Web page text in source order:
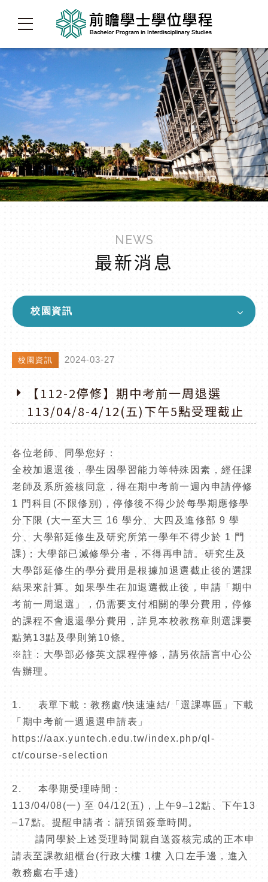
NEWS
最新消息
校園資訊
校園資訊 2024-03-27
【112-2停修】期中考前一周退選
113/04/8-4/12(五)下午5點受理截止
各位老師、同學您好：
全校加退選後，學生因學習能力等特殊因素，經任課
老師及系所簽核同意，得在期中考前一週內申請停修
1 門科目(不限修別)，停修後不得少於每學期應修學
分下限 (大一至大三 16 學分、大四及進修部 9 學
分、大學部延修生及研究所第一學年不得少於 1 門
課)；大學部已減修學分者，不得再申請。研究生及
大學部延修生的學分費用是根據加退選截止後的選課
結果來計算。如果學生在加退選截止後，申請「期中
考前一周退選」，仍需要支付相關的學分費用，停修
的課程不會退還學分費用，詳見本校教務章則選課要
點第13點及學則第10條。
※註：大學部必修英文課程停修，請另依語言中心公
告辦理。
1. 表單下載：教務處/快速連結/「選課專區」下載
「期中考前一週退選申請表」
https://aax.yuntech.edu.tw/index.php/ql-
ct/course-selection
2. 本學期受理時間：
113/04/08(一) 至 04/12(五)，上午9–12點、下午13
–17點。提醒申請者：請預留簽章時間。
請同學於上述受理時間親自送簽核完成的正本申
請表至課教組櫃台(行政大樓 1樓 入口左手邊，進入
教務處右手邊)